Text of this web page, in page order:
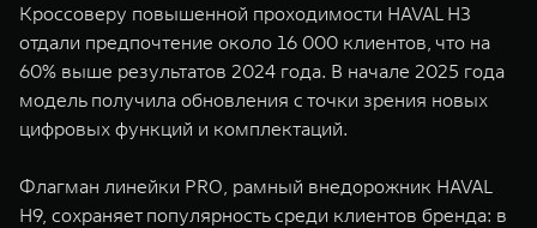
Кроссоверу повышенной проходимости HAVAL H3
отдали предпочтение около 16 000 клиентов, что на
60% выше результатов 2024 года. В начале 2025 года
модель получила обновления с точки зрения новых
цифровых функций и комплектаций.
Флагман линейки PRO, рамный внедорожник HAVAL
H9, сохраняет популярность среди клиентов бренда: в